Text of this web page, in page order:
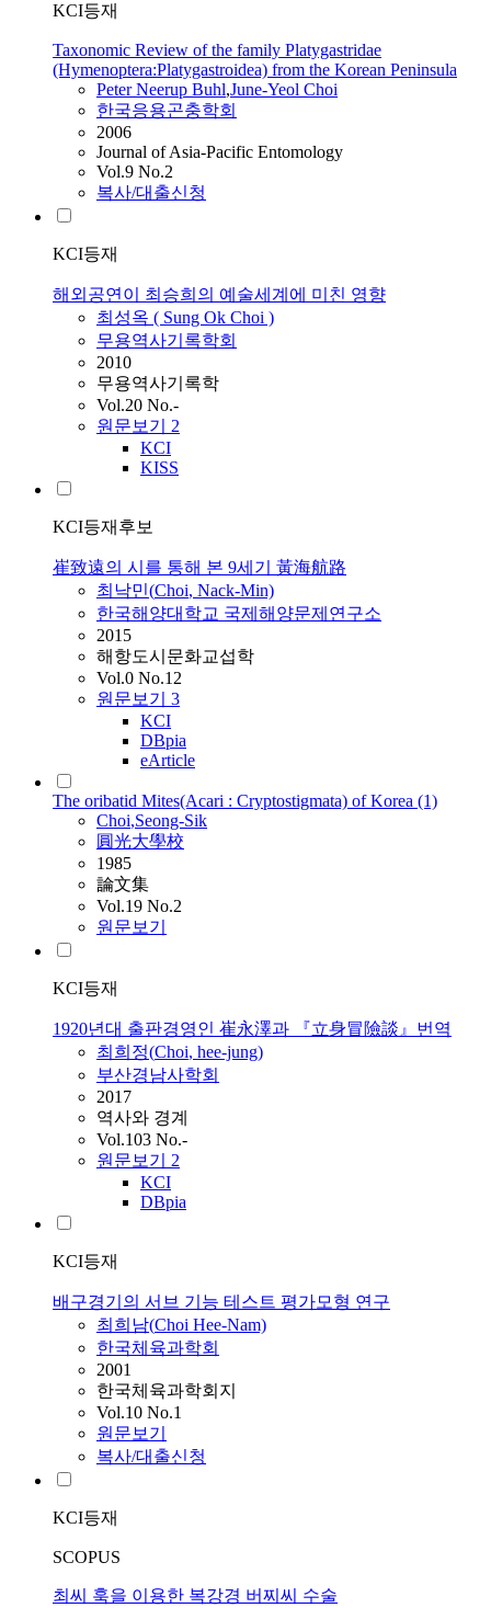
KCI등재
Taxonomic Review of the family Platygastridae
(Hymenoptera:Platygastroidea) from the Korean Peninsula
Peter Neerup Buhl,June-Yeol Choi
한국응용곤충학회
2006
Journal of Asia-Pacific Entomology
Vol.9 No.2
복사/대출신청
KCI등재
해외공연이 최승희의 예술세계에 미친 영향
최성옥 ( Sung Ok Choi )
무용역사기록학회
2010
무용역사기록학
Vol.20 No.-
원문보기 2
KCI
KISS
KCI등재후보
崔致遠의 시를 통해 본 9세기 黃海航路
최낙민(Choi, Nack-Min)
한국해양대학교 국제해양문제연구소
2015
해항도시문화교섭학
Vol.0 No.12
원문보기 3
KCI
DBpia
eArticle
The oribatid Mites(Acari : Cryptostigmata) of Korea (1)
Choi,Seong-Sik
圓光大學校
1985
論文集
Vol.19 No.2
원문보기
KCI등재
1920년대 출판경영인 崔永澤과 『立身冒險談』번역
최희정(Choi, hee-jung)
부산경남사학회
2017
역사와 경계
Vol.103 No.-
원문보기 2
KCI
DBpia
KCI등재
배구경기의 서브 기능 테스트 평가모형 연구
최희남(Choi Hee-Nam)
한국체육과학회
2001
한국체육과학회지
Vol.10 No.1
원문보기
복사/대출신청
KCI등재
SCOPUS
최씨 훅을 이용한 복강경 버찌씨 수술